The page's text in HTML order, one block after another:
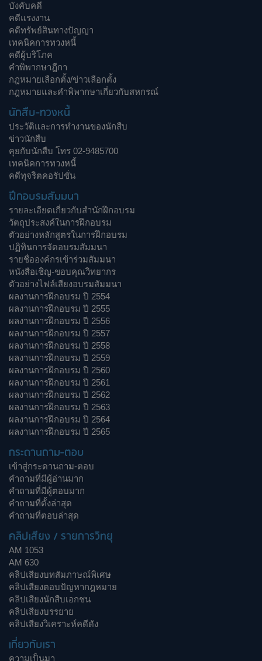
บังคับคดี
คดีแรงงาน
คดีทรัพย์สินทางปัญญา
เทคนิคการทวงหนี้
คดีผู้บริโภค
คำพิพากษาฎีกา
กฎหมายเลือกตั้ง/ข่าวเลือกตั้ง
กฎหมายและคำพิพากษาเกี่ยวกับสหกรณ์
นักสืบ-ทวงหนี้
ประวัติและการทำงานของนักสืบ
ข่าวนักสืบ
คุยกับนักสืบ โทร 02-9485700
เทคนิคการทวงหนี้
คดีทุจริตคอรัปชั่น
ฝึกอบรมสัมมนา
รายละเอียดเกี่ยวกับสำนักฝึกอบรม
วัตถุประสงค์ในการฝึกอบรม
ตัวอย่างหลักสูตรในการฝึกอบรม
ปฏิทินการจัดอบรมสัมมนา
รายชื่อองค์กรเข้าร่วมสัมมนา
หนังสือเชิญ-ขอบคุณวิทยากร
ตัวอย่างไฟล์เสียงอบรมสัมมนา
ผลงานการฝึกอบรม ปี 2554
ผลงานการฝึกอบรม ปี 2555
ผลงานการฝึกอบรม ปี 2556
ผลงานการฝึกอบรม ปี 2557
ผลงานการฝึกอบรม ปี 2558
ผลงานการฝึกอบรม ปี 2559
ผลงานการฝึกอบรม ปี 2560
ผลงานการฝึกอบรม ปี 2561
ผลงานการฝึกอบรม ปี 2562
ผลงานการฝึกอบรม ปี 2563
ผลงานการฝึกอบรม ปี 2564
ผลงานการฝึกอบรม ปี 2565
กระดานถาม-ตอบ
เข้าสู่กระดานถาม-ตอบ
คำถามที่มีผู้อ่านมาก
คำถามที่มีผู้ตอบมาก
คำถามที่ตั้งล่าสุด
คำถามที่ตอบล่าสุด
คลิปเสียง / รายการวิทยุ
AM 1053
AM 630
คลิปเสียงบทสัมภาษณ์พิเศษ
คลิปเสียงตอบปัญหากฎหมาย
คลิปเสียงนักสืบเอกชน
คลิปเสียงบรรยาย
คลิปเสียงวิเคราะห์คดีดัง
เกี่ยวกับเรา
ความเป็นมา